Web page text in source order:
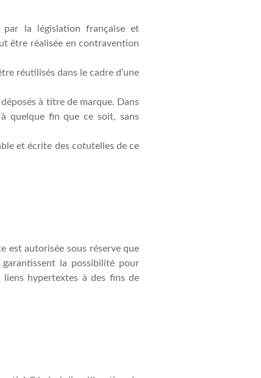
par la législation française et
être réalisée en contravention
réutilisés dans le cadre d’une
à titre de marque. Dans
quelque fin que ce soit, sans
et écrite des cotutelles de ce
est autorisée sous réserve que
la possibilité pour
liens hypertextes à des fins de